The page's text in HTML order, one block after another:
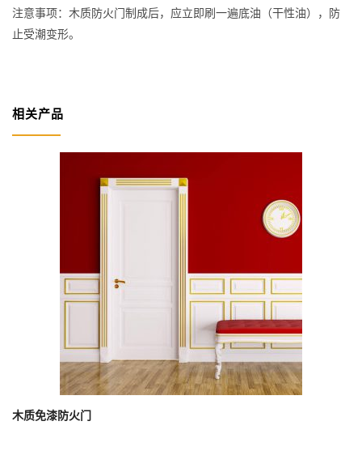
注意事项：木质防火门制成后，应立即刷一遍底油（干性油），防
止受潮变形。
相关产品
木质免漆防火门